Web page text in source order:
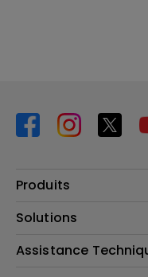
Produits
Vidéoprojecteurs
Éclairage
Solutions
Business Display
Assistance